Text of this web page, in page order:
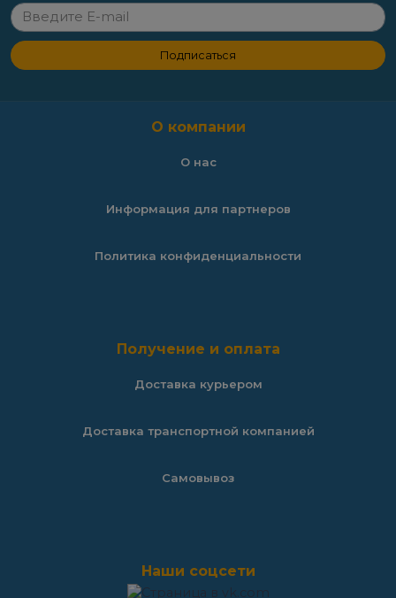
Подписаться
О компании
О нас
Информация для партнеров
Политика конфиденциальности
Получение и оплата
Доставка курьером
Доставка транспортной компанией
Самовывоз
Наши соцсети